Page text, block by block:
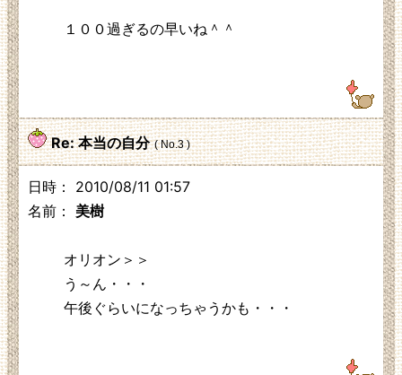
１００過ぎるの早いね＾＾
Re: 本当の自分 ( No.3 )
日時： 2010/08/11 01:57
名前： 美樹
オリオン＞＞
う～ん・・・
午後ぐらいになっちゃうかも・・・